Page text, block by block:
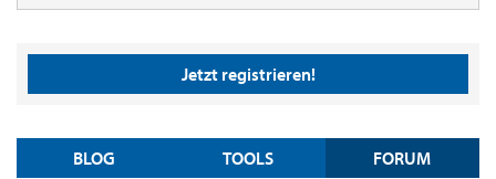
Jetzt registrieren!
BLOG TOOLS FORUM